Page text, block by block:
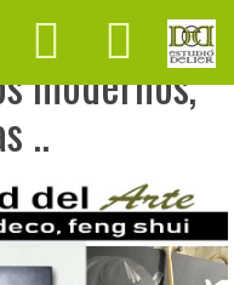
modernos,
..